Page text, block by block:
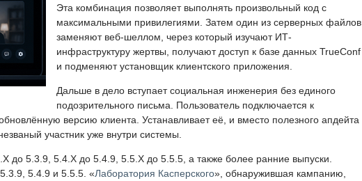
Эта комбинация позволяет выполнять произвольный код с
максимальными привилегиями. Затем один из серверных файлов
заменяют веб-шеллом, через который изучают ИТ-
инфраструктуру жертвы, получают доступ к базе данных TrueConf
и подменяют установщик клиентского приложения.
Дальше в дело вступает социальная инженерия без единого
подозрительного письма. Пользователь подключается к
версию клиента. Устанавливает её, и вместо полезного апдейта
участник уже внутри системы.
до 5.3.9, 5.4.X до 5.4.9, 5.5.X до 5.5.5, а также более ранние выпуски.
5.4.9 и 5.5.5. «Лаборатория Касперского», обнаружившая кампанию,